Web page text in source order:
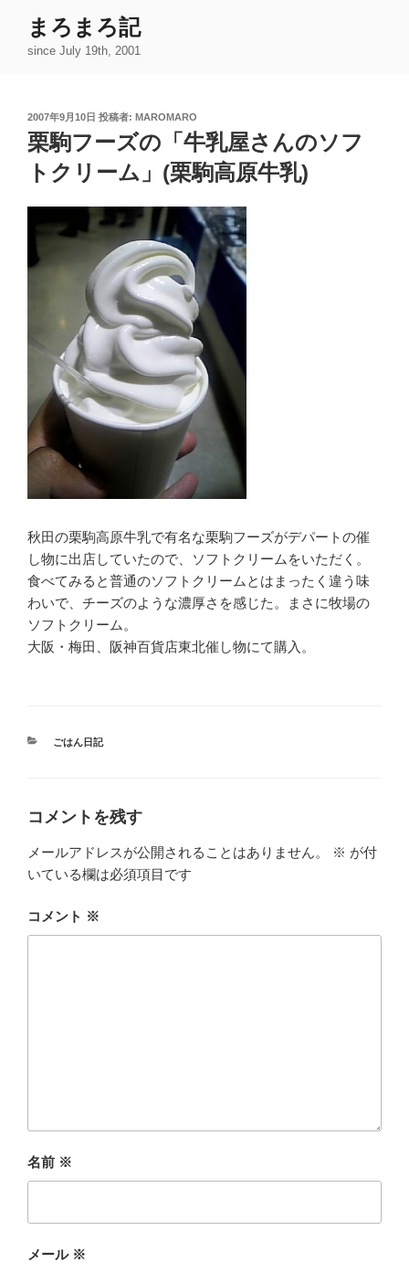
まろまろ記
since July 19th, 2001
投
稿
日:
2007年9月10日 投稿者: MAROMARO
栗駒フーズの「牛乳屋さんのソフ
トクリーム」(栗駒高原牛乳)
秋田の栗駒高原牛乳で有名な栗駒フーズがデパートの催
し物に出店していたので、ソフトクリームをいただく。
食べてみると普通のソフトクリームとはまったく違う味
わいで、チーズのような濃厚さを感じた。まさに牧場の
ソフトクリーム。
大阪・梅田、阪神百貨店東北催し物にて購入。
カ
ごはん日記
コメントを残す
メールアドレスが公開されることはありません。 ※ が付
いている欄は必須項目です
コメント ※
名前 ※
メール ※